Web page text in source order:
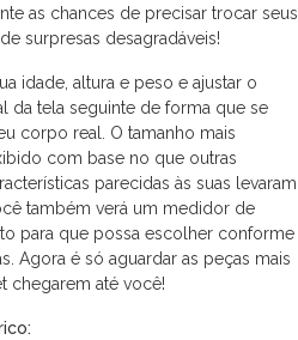
as chances de precisar trocar seus
surpresas desagradáveis!
idade, altura e peso e ajustar o
da tela seguinte de forma que se
corpo real. O tamanho mais
com base no que outras
parecidas às suas levaram
também verá um medidor de
para que possa escolher conforme
Agora é só aguardar as peças mais
chegarem até você!